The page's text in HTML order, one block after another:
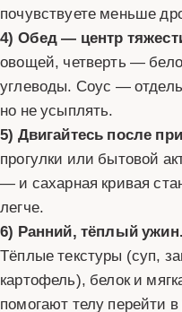
почувствуете меньше
4) Обед — центр
овощей, четверть —
углеводы. Соус —
но не усыплять.
5) Двигайтесь после
прогулки или бытовой
— и сахарная кривая
легче.
6) Ранний, тёплый ужин.
Тёплые текстуры (суп,
картофель), белок и
помогают телу перейти